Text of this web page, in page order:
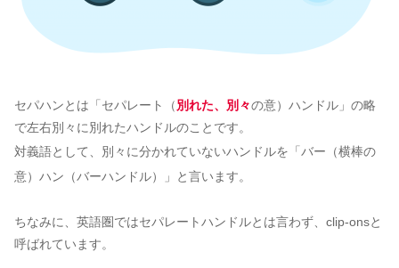
セパハンとは「セパレート （別れた、別々の意） ハンドル」の略
で左右別々に別れたハンドルのことです。
対義語として、別々に分かれていないハンドルを「バー （横棒の
意） ハン（バーハンドル）」と言います。
ちなみに、英語圏ではセパレートハンドルとは言わず、clip-onsと
呼ばれています。